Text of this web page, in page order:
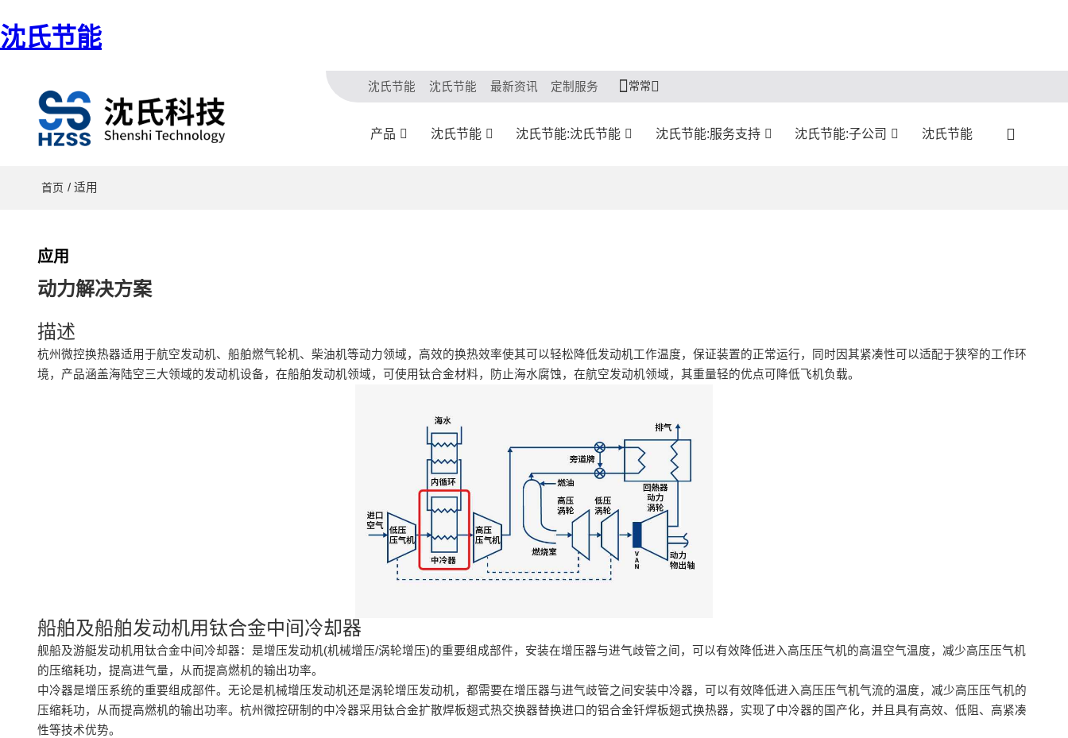
沈氏节能
沈氏节能 沈氏节能 最新资讯 定制服务 常常
产品 沈氏节能 沈氏节能:沈氏节能 沈氏节能:服务支持 沈氏节能:子公司 沈氏节能
首页 / 适用
应用
动力解决方案
描述
杭州微控换热器适用于航空发动机、船舶燃气轮机、柴油机等动力领域，高效的换热效率使其可以轻松降低发动机工作温度，保证装置的正常运行，同时因其紧凑性可以适配于狭窄的工作环
境，产品涵盖海陆空三大领域的发动机设备，在船舶发动机领域，可使用钛合金材料，防止海水腐蚀，在航空发动机领域，其重量轻的优点可降低飞机负载。
船舶及船舶发动机用钛合金中间冷却器
舰船及游艇发动机用钛合金中间冷却器：是增压发动机(机械增压/涡轮增压)的重要组成部件，安装在增压器与进气歧管之间，可以有效降低进入高压压气机的高温空气温度，减少高压压气机
的压缩耗功，提高进气量，从而提高燃机的输出功率。
中冷器是增压系统的重要组成部件。无论是机械增压发动机还是涡轮增压发动机，都需要在增压器与进气歧管之间安装中冷器，可以有效降低进入高压压气机气流的温度，减少高压压气机的
压缩耗功，从而提高燃机的输出功率。杭州微控研制的中冷器采用钛合金扩散焊板翅式热交换器替换进口的铝合金钎焊板翅式换热器，实现了中冷器的国产化，并且具有高效、低阻、高紧凑
性等技术优势。